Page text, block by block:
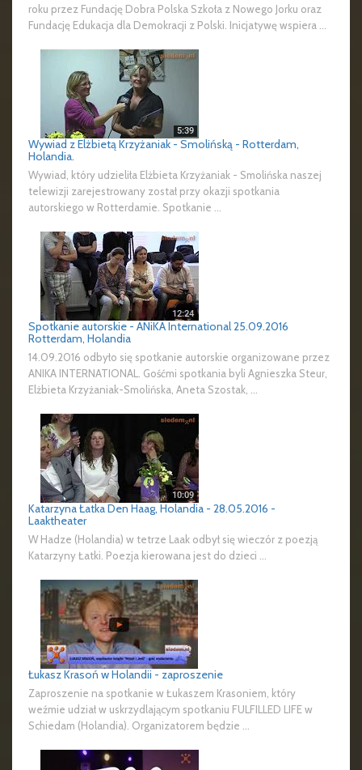
roku przez Fundację Dobra Polska Szkoła z Nowego Jorku oraz
Fundację Edukacja dla Demokracji z Polski. Inicjatywę wspiera ...
Wywiad z Elżbietą Krzyżaniak - Smolińską - Rotterdam,
Holandia.
Wywiad, który udzieliła Elżbieta Krzyżaniak - Smolińska naszej
telewizji zarejestrowany został przy okazji spotkania
autorskiego w Rotterdamie. Spotkanie ...
Spotkanie autorskie - ANiKA International 25.09.2016
Rotterdam, Holandia
14.09.2016 odbyło się spotkanie autorskie organizowane przez
ANIKA INTERNATIONAL. Gośćmi spotkania byli Agnieszka Steur,
Elżbieta Krzyżaniak-Smolińska, Aneta Szostak, ...
Katarzyna Łatka Den Haag, Holandia - 28.05.2016 -
Laaktheater
W Hadze (Holandia) w tetrze Laak odbył się wieczór z poezją
Katarzyny Łatki. Poezja kierowana jest do dzieci ...
Łukasz Krasoń w Holandii - zaproszenie
Zaproszenie na spotkanie w Łukaszem Krasoniem, który
weźmie udział w uskrzydlającym spotkaniu FULFILLED LIFE w
Schiedam (Holandia). Organizatorem będzie ...